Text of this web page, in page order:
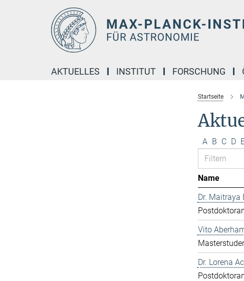
AKTUELLES INSTITUT FORSCHUNG
Startseite
A B C D
Name
Dr. Maitraya
Vito
Dr. Lorena